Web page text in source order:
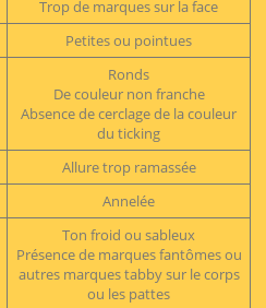
Trop de marques sur la face
Petites ou pointues
Ronds
De couleur non franche
Absence de cerclage de la couleur
du ticking
Allure trop ramassée
Annelée
Ton froid ou sableux
Présence de marques fantômes ou
autres marques tabby sur le corps
ou les pattes